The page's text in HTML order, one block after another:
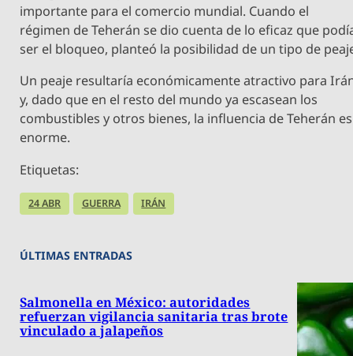
importante para el comercio mundial. Cuando el
régimen de Teherán se dio cuenta de lo eficaz que
ser el bloqueo, planteó la posibilidad de un tipo de
Un peaje resultaría económicamente atractivo para
y, dado que en el resto del mundo ya escasean los
combustibles y otros bienes, la influencia de Teherán es
enorme.
Etiquetas:
24 ABR GUERRA IRÁN
ÚLTIMAS ENTRADAS
Salmonella en México: autoridades
refuerzan vigilancia sanitaria tras brote
vinculado a jalapeños